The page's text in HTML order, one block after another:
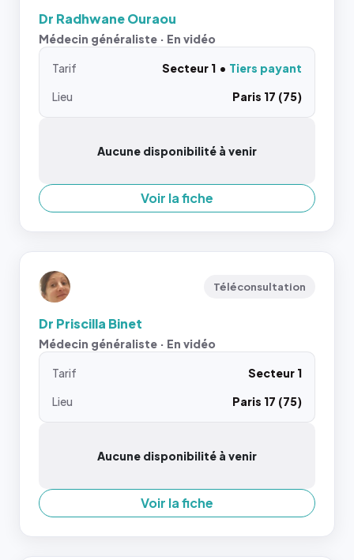
Dr Radhwane Ouraou
Médecin généraliste · En vidéo
Tarif Secteur 1
Tiers payant
Lieu
Paris 17 (75)
Aucune disponibilité à venir
Voir la fiche
Téléconsultation
Dr Priscilla Binet
Médecin généraliste · En vidéo
Tarif
Secteur 1
Lieu
Paris 17 (75)
Aucune disponibilité à venir
Voir la fiche